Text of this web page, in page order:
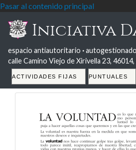
Pasar al contenido principal
Iniciativa
espacio antiautoritario ·autogestionado
calle Camino Viejo de Xirivella 23, 46014,
Tabs
ACTIVIDADES FIJAS PUNTUALES